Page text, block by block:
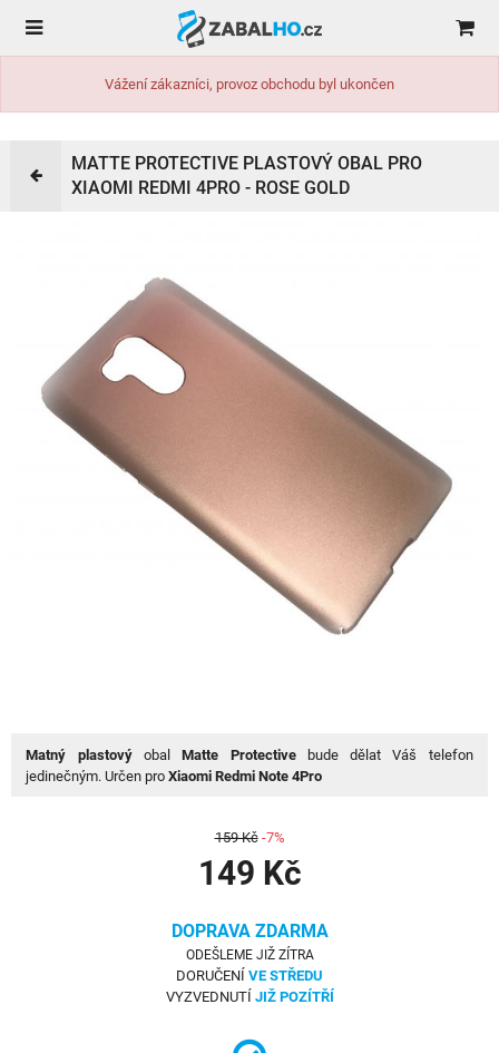
Vážení zákazníci, provoz obchodu byl ukončen
MATTE PROTECTIVE PLASTOVÝ OBAL PRO
XIAOMI REDMI 4PRO - ROSE GOLD
Matný plastovýobalMatte Protectivebude dělat Váš telefon
jedinečným. Určen pro Xiaomi Redmi Note 4Pro
159 Kč -7%
149 Kč
DOPRAVA ZDARMA
ODEŠLEME JIŽ ZÍTRA
DORUČENÍ VE STŘEDU
VYZVEDNUTÍ JIŽ POZÍTŘÍ